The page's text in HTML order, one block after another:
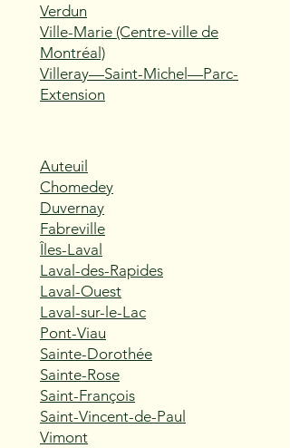
Verdun
Ville-Marie (Centre-ville de
Montréal)
Villeray—Saint-Michel—Parc-
Extension
Auteuil
Chomedey
Duvernay
Fabreville
Îles-Laval
Laval-des-Rapides
Laval-Ouest
Laval-sur-le-Lac
Pont-Viau
Sainte-Dorothée
Sainte-Rose
Saint-François
Saint-Vincent-de-Paul
Vimont